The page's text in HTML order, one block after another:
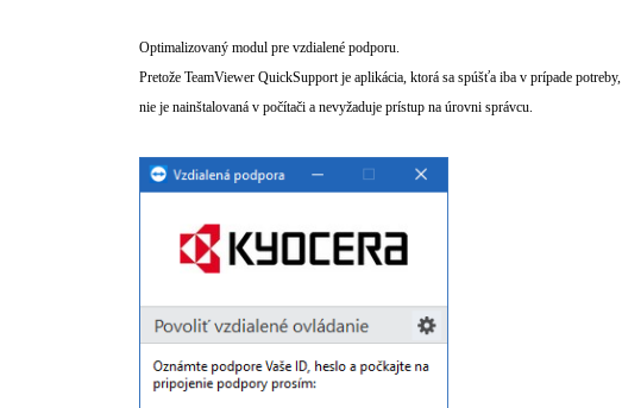
Optimalizovaný modul pre vzdialené podporu.
Pretože TeamViewer QuickSupport je aplikácia, ktorá sa spúšťa iba v prípade potreby,
nie je nainštalovaná v počítači a nevyžaduje prístup na úrovni správcu.